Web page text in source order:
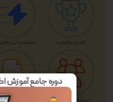
دوره جامع آموزش